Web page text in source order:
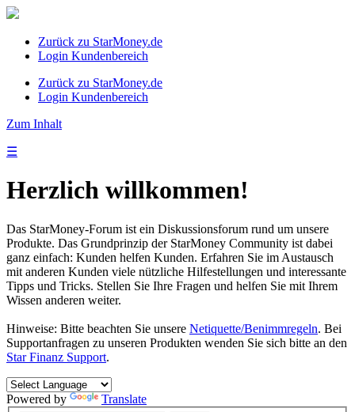
Zurück zu StarMoney.de
Login Kundenbereich
Zurück zu StarMoney.de
Login Kundenbereich
Zum Inhalt
☰
Herzlich willkommen!
Das StarMoney-Forum ist ein Diskussionsforum rund um unsere
Produkte. Das Grundprinzip der StarMoney Community ist dabei
ganz einfach: Kunden helfen Kunden. Erfahren Sie im Austausch
mit anderen Kunden viele nützliche Hilfestellungen und interessante
Tipps und Tricks. Stellen Sie Ihre Fragen und helfen Sie mit Ihrem
Wissen anderen weiter.
Hinweise: Bitte beachten Sie unsere Netiquette/Benimmregeln. Bei
Supportanfragen zu unseren Produkten wenden Sie sich bitte an den
Star Finanz Support.
Powered by Translate